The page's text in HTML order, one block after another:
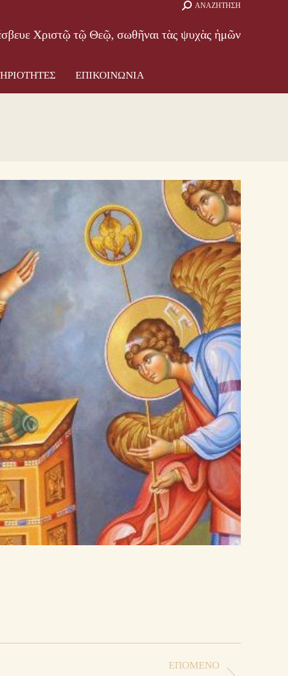
Search:ΑΝΑΖΗΤΗΣΗ
Χριστῷ τῷ Θεῷ, σωθῆναι τὰς ψυχὰς ἡμῶν
ΕΠΙΚΟΙΝΩΝΙΑ
ΕΠΌΜΕΝΟ